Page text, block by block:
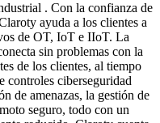
. Con la confianza de
ayuda a los clientes a
de OT, IoT e IIoT. La
sin problemas con la
de los clientes, al tiempo
controles ciberseguridad
de amenazas, la gestión de
seguro, todo con un